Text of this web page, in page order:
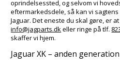
oprindelsessted, og selvom vi
eftermarkedsdele, så kan vi
Jaguar. Det eneste du skal gøre, er
info@jagparts.dkeller ringe på tlf.
skaffer vi hjem.
Jaguar XK – anden generation